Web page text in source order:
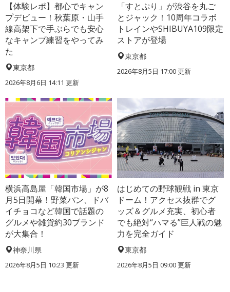
【体験レポ】都心でキャン
プデビュー！秋葉原・山手
線高架下で手ぶらでも安心
なキャンプ練習をやってみ
た
東京都
2026年8月6日 14:11 更新
「すとぷり」が渋谷を丸ご
とジャック！10周年コラボ
トレインやSHIBUYA109限定
ストアが登場
東京都
2026年8月5日 17:00更新
横浜高島屋「韓国市場」が8
月5日開幕！野菜パン、ドバ
イチョコなど韓国で話題の
グルメや雑貨約30ブランド
が大集合！
神奈川県
2026年8月5日 10:23 更新
はじめての野球観戦 in 東京
ドーム！アクセス抜群でグ
ッズ＆グルメ充実、初心者
でも絶対“ハマる”巨人戦の魅
力を完全ガイド
東京都
2026年8月5日 09:00更新